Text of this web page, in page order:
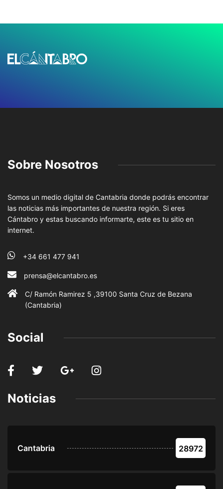
Sobre Nosotros
Somos un medio digital de Cantabria donde podrás encontrar
las noticias más importantes de nuestra región. Si eres
Cántabro y estas buscando informarte, este es tu sitio en
internet.
+34 661 477 941
prensa@elcantabro.es
C/ Ramón Ramirez 5 ,39100 Santa Cruz de Bezana
(Cantabria)
Social
Noticias
Cantabria 28972